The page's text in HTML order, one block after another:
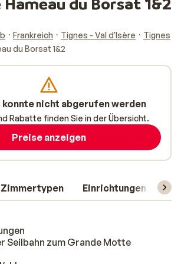
Frankreich Tignes - Val d'Isère
Tignes
du Borsat 1&2
Zimmertypen Einrichtungen
Seilbahn zum Grande Motte
nicht abgerufen werden
Rabatte finden Sie in der Übersicht.
Preise anzeigen